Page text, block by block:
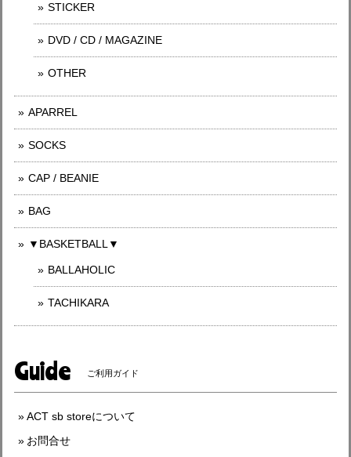
STICKER
DVD / CD / MAGAZINE
OTHER
APARREL
SOCKS
CAP / BEANIE
BAG
▼BASKETBALL▼
BALLAHOLIC
TACHIKARA
Guide ご利用ガイド
ACT sb storeについて
お問合せ